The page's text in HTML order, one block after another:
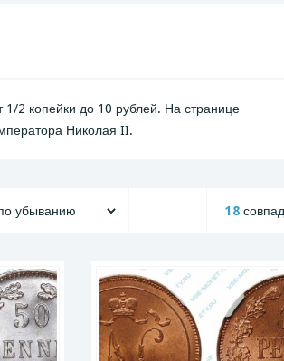
2 копейки до 10 рублей. На странице
Николая II.
18